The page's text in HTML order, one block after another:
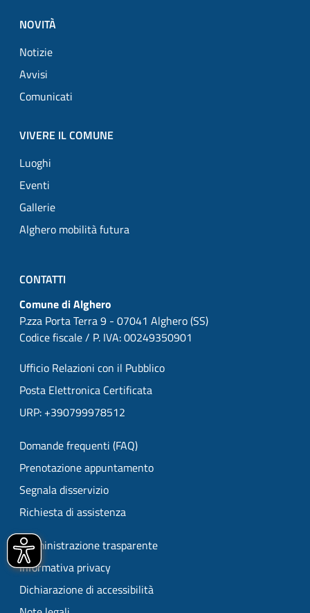
NOVITÀ
Notizie
Avvisi
Comunicati
VIVERE IL COMUNE
Luoghi
Eventi
Gallerie
Alghero mobilità futura
CONTATTI
Comune di Alghero
P.zza Porta Terra 9 - 07041 Alghero (SS)
Codice fiscale / P. IVA: 00249350901
Ufficio Relazioni con il Pubblico
Posta Elettronica Certificata
URP: +390799978512
Domande frequenti (FAQ)
Prenotazione appuntamento
Segnala disservizio
Richiesta di assistenza
Amministrazione trasparente
Informativa privacy
Dichiarazione di accessibilità